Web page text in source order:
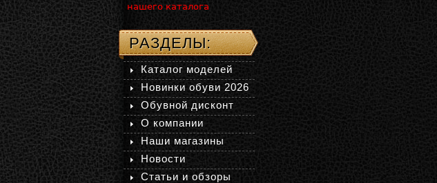
нашего каталога
РАЗДЕЛЫ:
Каталог моделей
Новинки обуви 2026
Обувной дисконт
О компании
Наши магазины
Новости
Статьи и обзоры